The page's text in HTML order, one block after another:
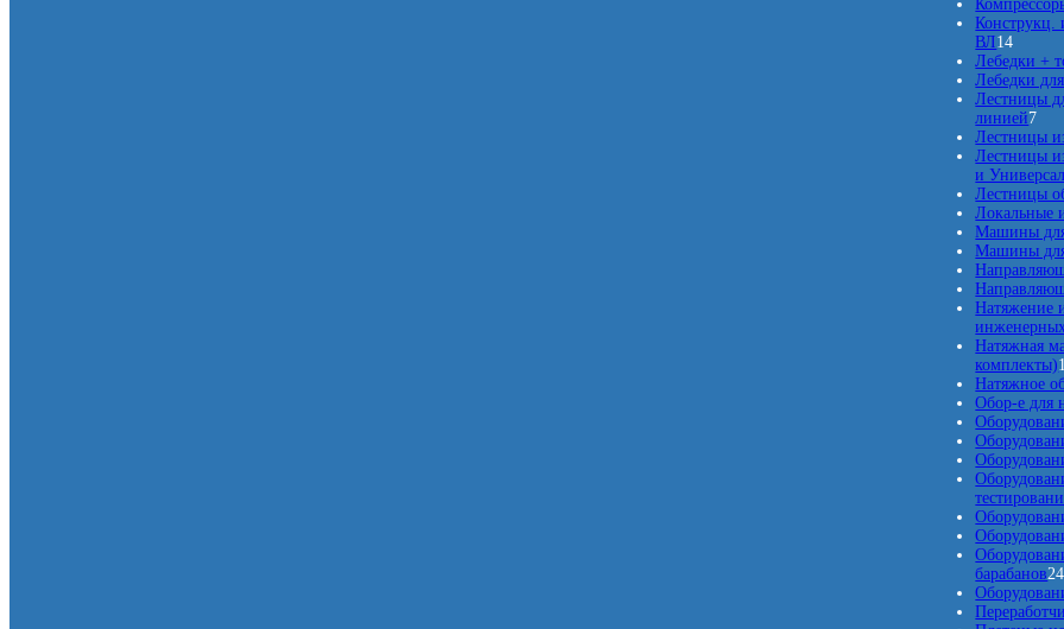
а
о
в
Конструкц.
ВЛ141
4
т
о
в
а
р
о
в
Лебедки +
Лебедки
Лестницы
линией77
т
о
в
а
р
о
в
Лестницы
Лестницы
и
Лестницы
Локальные
Машины
Машины для
Натяжение
Натяжная
комплекты)
Натяжное
Обор-е для
барабанов242